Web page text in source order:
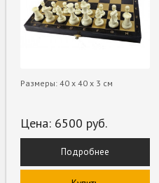
Размеры: 40 х 40 х 3 см
Цена: 6500 руб.
Подробнее